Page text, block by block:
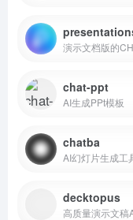
演示文档版的
chat-ppt
AI生成PPt模板
chatba
AI幻灯片生成工
decktopus